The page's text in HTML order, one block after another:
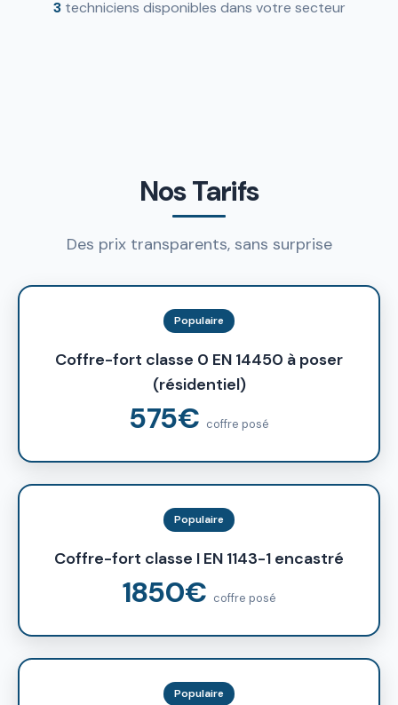
3techniciens disponibles dans votre secteur
Nos Tarifs
Des prix transparents, sans surprise
Populaire
Coffre-fort classe 0 EN 14450 à poser
(résidentiel)
575€ coffre posé
Populaire
Coffre-fort classe I EN 1143-1 encastré
1850€ coffre posé
Populaire